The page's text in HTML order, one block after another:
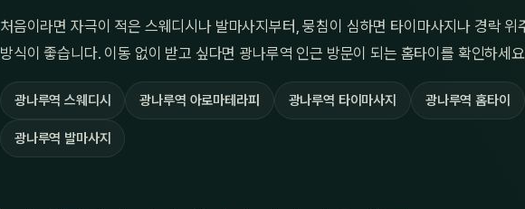
처음이라면 자극이 적은 스웨디시나 발마사지부터, 뭉침이 심하면 타이마사지나 경락 위
방식이 좋습니다. 이동 없이 받고 싶다면 광나루역 인근 방문이 되는 홈타이를 확인하세
광나루역 스웨디시 광나루역 아로마테라피 광나루역 타이마사지 광나루역 홈타이
광나루역 발마사지